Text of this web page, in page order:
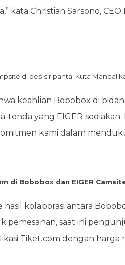
kata Christian Sarsono,
di pesisir pantai Kuta
keahlian Bobobox di
tenda yang EIGER
kami dalam
di Bobobox dan EIGER
hasil kolaborasi antara
pemesanan, saat ini
Tiket.com dengan